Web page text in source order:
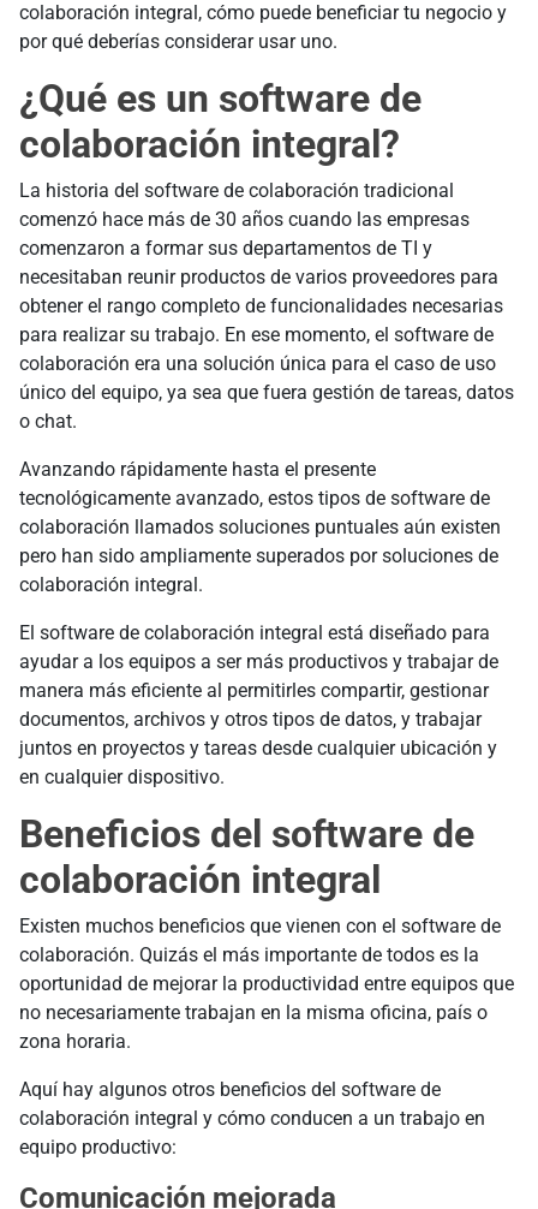
colaboración integral, cómo puede beneficiar tu negocio y
por qué deberías considerar usar uno.
¿Qué es un software de
colaboración integral?
La historia del software de colaboración tradicional
comenzó hace más de 30 años cuando las empresas
comenzaron a formar sus departamentos de TI y
necesitaban reunir productos de varios proveedores para
obtener el rango completo de funcionalidades necesarias
para realizar su trabajo. En ese momento, el software de
colaboración era una solución única para el caso de uso
único del equipo, ya sea que fuera gestión de tareas, datos
o chat.
Avanzando rápidamente hasta el presente
tecnológicamente avanzado, estos tipos de software de
colaboración llamados soluciones puntuales aún existen
pero han sido ampliamente superados por soluciones de
colaboración integral.
El software de colaboración integral está diseñado para
ayudar a los equipos a ser más productivos y trabajar de
manera más eficiente al permitirles compartir, gestionar
documentos, archivos y otros tipos de datos, y trabajar
juntos en proyectos y tareas desde cualquier ubicación y
en cualquier dispositivo.
Beneficios del software de
colaboración integral
Existen muchos beneficios que vienen con el software de
colaboración. Quizás el más importante de todos es la
oportunidad de mejorar la productividad entre equipos que
no necesariamente trabajan en la misma oficina, país o
zona horaria.
Aquí hay algunos otros beneficios del software de
colaboración integral y cómo conducen a un trabajo en
equipo productivo:
Comunicación mejorada